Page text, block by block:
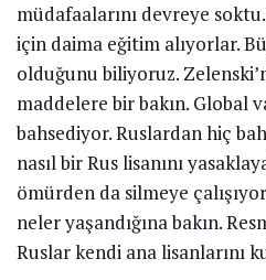
müdafaalarını devreye
için daima eğitim alıyorlar.
olduğunu biliyoruz.
maddelere bir bakın. Global
bahsediyor. Ruslardan hiç
nasıl bir Rus lisanını
ömürden da silmeye
neler yaşandığına bakın.
Ruslar kendi ana lisanlarını